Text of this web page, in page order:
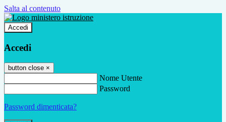
Salta al contenuto
Accedi
Accedi
button close ×
Nome Utente
Password
Password dimenticata?